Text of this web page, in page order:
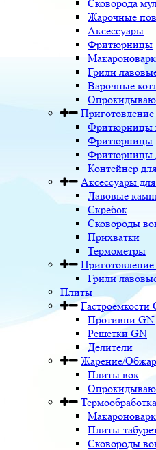
Сковорода
Жарочные
Аксессуары
Фритюрницы
Грили
Варочные
Фритюрницы
Фритюрницы
Фритюрницы
Контейнер
Аксессуары
Лавовые
Скребок
Сковороды
Прихватки
Термометры
Приготовление
Грили
Плиты
Гастроемкости
Противни GN
Решетки GN
Делители
Жарение/
Плиты вок
Термообработка
Плиты-
Сковороды